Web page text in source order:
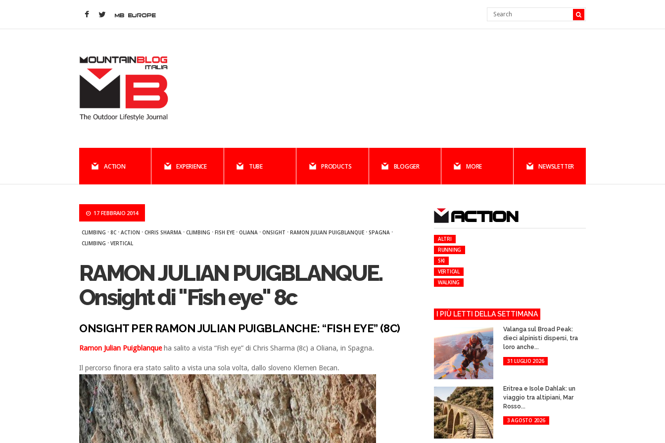
MB EUROPE
ACTION EXPERIENCE TUBE PRODUCTS BLOGGER MORE NEWSLETTER
17 FEBBRAIO 2014
CLIMBING · 8C · ACTION · CHRIS SHARMA · CLIMBING · FISH EYE · OLIANA · ONSIGHT · RAMON JULIAN PUIGBLANQUE · SPAGNA ·
CLIMBING · VERTICAL
RAMON JULIAN PUIGBLANQUE.
Onsight di "Fish eye" 8c
ONSIGHT PER RAMON JULIAN PUIGBLANCHE: “FISH EYE” (8C)
Ramon Julian Puigblanque ha salito a vista “Fish eye” di Chris Sharma (8c) a Oliana, in Spagna.
Il percorso finora era stato salito a vista una sola volta, dallo sloveno Klemen Becan.
ACTION
ALTRI
RUNNING
SKI
VERTICAL
WALKING
I PIÙ LETTI DELLA SETTIMANA
Valanga sul Broad Peak:
dieci alpinisti dispersi, tra
loro anche...
31 LUGLIO 2026
Eritrea e Isole Dahlak: un
viaggio tra altipiani, Mar
Rosso...
3 AGOSTO 2026